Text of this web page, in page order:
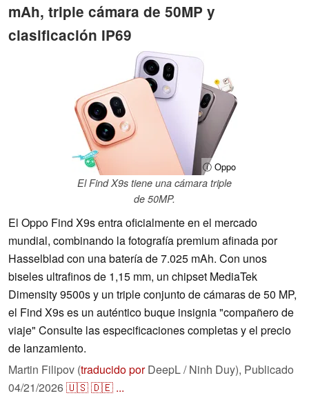
mAh, triple cámara de 50MP y
clasificación IP69
ⓘ Oppo
El Find X9s tiene una cámara triple
de 50MP.
El Oppo Find X9s entra oficialmente en el mercado
mundial, combinando la fotografía premium afinada por
Hasselblad con una batería de 7.025 mAh. Con unos
biseles ultrafinos de 1,15 mm, un chipset MediaTek
Dimensity 9500s y un triple conjunto de cámaras de 50 MP,
el Find X9s es un auténtico buque insignia "compañero de
viaje" Consulte las especificaciones completas y el precio
de lanzamiento.
Martin Filipov (traducido porDeepL / Ninh Duy), Publicado
04/21/2026🇺🇸🇩🇪 ...